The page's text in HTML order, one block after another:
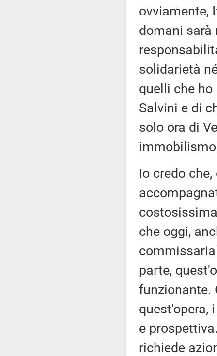
ovviamente,
domani sarà
solidarietà
quelli che
Salvini e di
solo ora di
Io credo
che oggi,
parte,
funzionante.
quest'opera,
e
richiede